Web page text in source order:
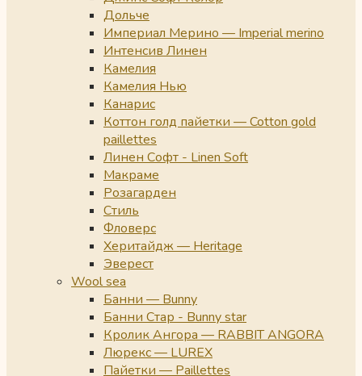
Дольче
Империал Мерино — Imperial merino
Интенсив Линен
Камелия
Камелия Нью
Канарис
Коттон голд пайетки — Cotton gold
paillettes
Линен Софт - Linen Soft
Макраме
Розагарден
Стиль
Фловерс
Херитайдж — Heritage
Эверест
Wool sea
Банни — Bunny
Банни Стар - Bunny star
Кролик Ангора — RABBIT ANGORA
Люрекс — LUREX
Пайетки — Paillettes